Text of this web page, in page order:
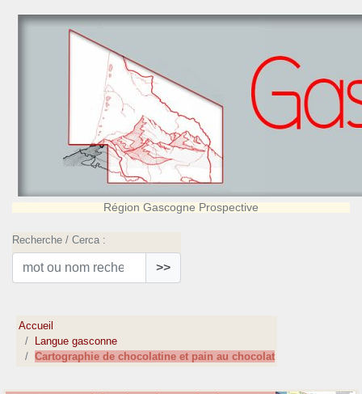
Région Gascogne Prospective
Recherche / Cerca :
>>
Accueil
Langue gasconne
Cartographie de chocolatine et pain au chocolat